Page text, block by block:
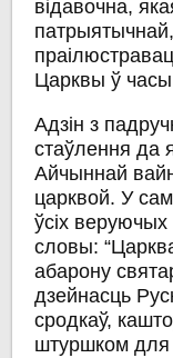
відавочна,
Царквы ў
Адзін з
стаўлення да
Айчыннай
царквой. У
ўсіх веруючых
словы:
абарону
дзейнасць
сродкаў,
штуршком для